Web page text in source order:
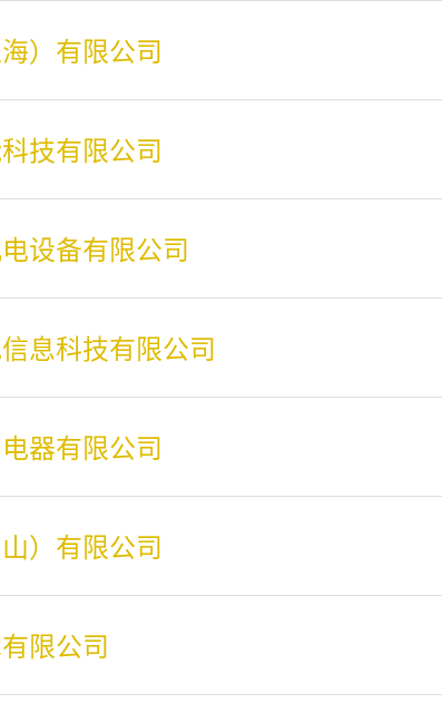
）有限公司
技有限公司
设备有限公司
息科技有限公司
器有限公司
）有限公司
限公司